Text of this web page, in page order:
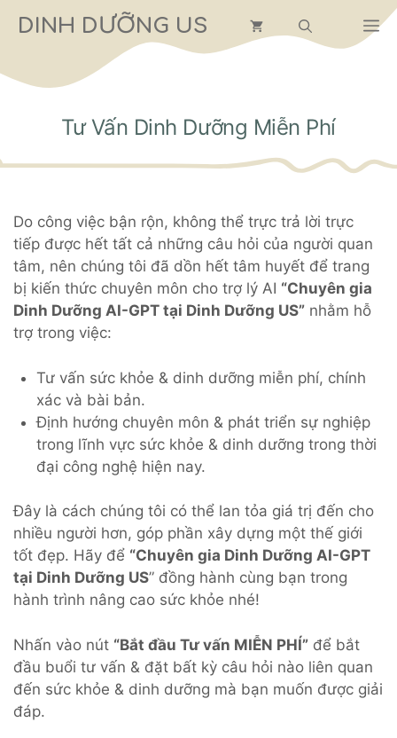
đến
dung
DINH DƯỠNG US
Tư Vấn Dinh Dưỡng Miễn Phí
Do công việc bận rộn, không thể trực trả lời trực
tiếp được hết tất cả những câu hỏi của người quan
tâm, nên chúng tôi đã dồn hết tâm huyết để trang
bị kiến thức chuyên môn cho trợ lý AI “Chuyên gia
Dinh Dưỡng AI-GPT tại Dinh Dưỡng US” nhằm hỗ
trợ trong việc:
Tư vấn sức khỏe & dinh dưỡng miễn phí, chính
xác và bài bản.
Định hướng chuyên môn & phát triển sự nghiệp
trong lĩnh vực sức khỏe & dinh dưỡng trong thời
đại công nghệ hiện nay.
Đây là cách chúng tôi có thể lan tỏa giá trị đến cho
nhiều người hơn, góp phần xây dựng một thế giới
tốt đẹp. Hãy để “Chuyên gia Dinh Dưỡng AI-GPT
tại Dinh Dưỡng US” đồng hành cùng bạn trong
hành trình nâng cao sức khỏe nhé!
Nhấn vào nút “Bắt đầu Tư vấn MIỄN PHÍ” để bắt
đầu buổi tư vấn & đặt bất kỳ câu hỏi nào liên quan
đến sức khỏe & dinh dưỡng mà bạn muốn được giải
đáp.